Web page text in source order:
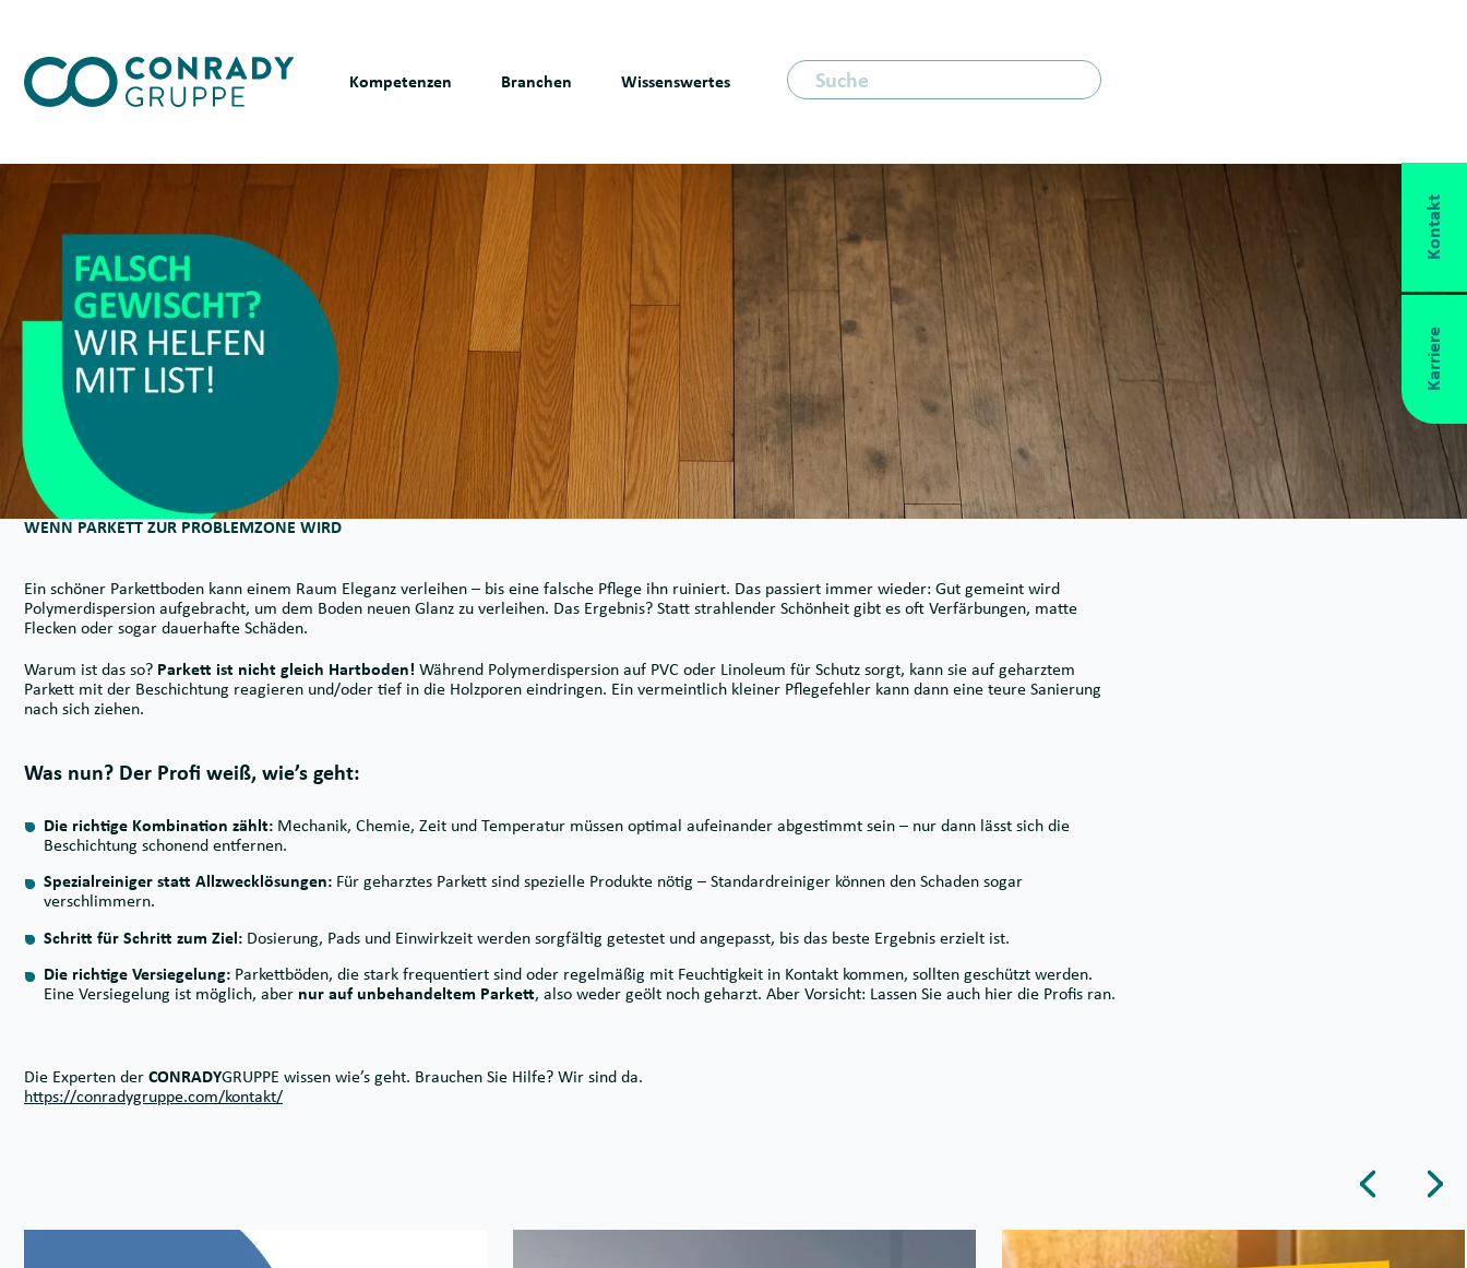
Kompetenzen Branchen Wissenswertes
Suche für
Kontakt
Karriere
WENN PARKETT ZUR PROBLEMZONE WIRD
Ein schöner Parkettboden kann einem Raum Eleganz verleihen – bis eine falsche Pflege ihn ruiniert. Das passiert immer wieder: Gut gemeint wird
Polymerdispersion aufgebracht, um dem Boden neuen Glanz zu verleihen. Das Ergebnis? Statt strahlender Schönheit gibt es oft Verfärbungen, matte
Flecken oder sogar dauerhafte Schäden.
Warum ist das so? Parkett ist nicht gleich Hartboden! Während Polymerdispersion auf PVC oder Linoleum für Schutz sorgt, kann sie auf geharztem
Parkett mit der Beschichtung reagieren und/oder tief in die Holzporen eindringen. Ein vermeintlich kleiner Pflegefehler kann dann eine teure Sanierung
nach sich ziehen.
Was nun? Der Profi weiß, wie’s geht:
Die richtige Kombination zählt: Mechanik, Chemie, Zeit und Temperatur müssen optimal aufeinander abgestimmt sein – nur dann lässt sich die
Beschichtung schonend entfernen.
Spezialreiniger statt Allzwecklösungen: Für geharztes Parkett sind spezielle Produkte nötig – Standardreiniger können den Schaden sogar
verschlimmern.
Schritt für Schritt zum Ziel: Dosierung, Pads und Einwirkzeit werden sorgfältig getestet und angepasst, bis das beste Ergebnis erzielt ist.
Die richtige Versiegelung: Parkettböden, die stark frequentiert sind oder regelmäßig mit Feuchtigkeit in Kontakt kommen, sollten geschützt werden.
Eine Versiegelung ist möglich, aber nur auf unbehandeltem Parkett, also weder geölt noch geharzt. Aber Vorsicht: Lassen Sie auch hier die Profis ran.
Die Experten der CONRADYGRUPPE wissen wie’s geht. Brauchen Sie Hilfe? Wir sind da.
https://conradygruppe.com/kontakt/
Dieser